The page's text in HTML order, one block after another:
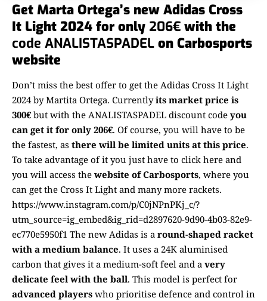
Get Marta Ortega’s new Adidas Cross
It Light 2024 for only 206€ with the
code ANALISTASPADEL on Carbosports
website
Don’t miss the best offer to get the Adidas Cross It Light
2024 by Martita Ortega. Currentlyits market price is
300€ but with the ANALISTASPADEL discount code you
can get it for only 206€. Of course, you will have to be
the fastest, as there will be limited units at this price.
To take advantage of it you just have to click here and
you will access the website of Carbosports, where you
can get the Cross It Light and many more rackets.
https://www.instagram.com/p/C0jNPnPKj_c/?
utm_source=ig_embed&ig_rid=d2897620-9d90-4b03-82e9-
ec770e5950f1 The new Adidas is a round-shaped racket
with a medium balance. It uses a 24K aluminised
carbon that gives it a medium-soft feel and a very
delicate feel with the ball. This model is perfect for
advanced players who prioritise defence and control in